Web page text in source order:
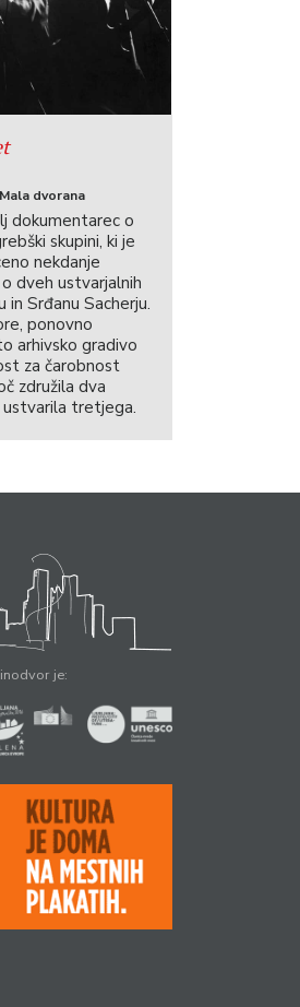
dvorana
dokumentarec o
skupini, ki je
nekdanje
dveh ustvarjalnih
in Srđanu Sacherju.
ponovno
arhivsko gradivo
za čarobnost
združila dva
tretjega.
je: